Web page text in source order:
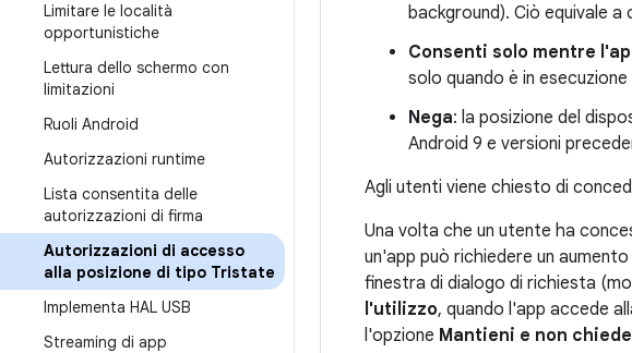
Limitare le località
opportunistiche
Lettura dello schermo con
limitazioni
Ruoli Android
Autorizzazioni runtime
Lista consentita delle
autorizzazioni di firma
Autorizzazioni di accesso
alla posizione di tipo Tristate
Implementa HAL USB
Streaming di app
background). Ciò equivale
Consenti solo mentre
solo quando è in
Nega: la posizione del
Android 9 e versioni
Agli utenti viene chiesto di
Una volta che un utente ha
un'app può richiedere un
finestra di dialogo di richiesta
l'utilizzo, quando l'app accede
l'opzione Mantieni e non